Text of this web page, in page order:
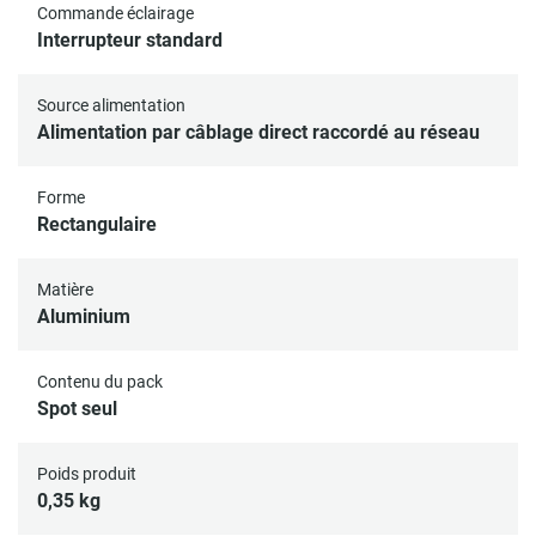
Commande éclairage
Interrupteur standard
Source alimentation
Alimentation par câblage direct raccordé au réseau
Forme
Rectangulaire
Matière
Aluminium
Contenu du pack
Spot seul
Poids produit
0,35 kg